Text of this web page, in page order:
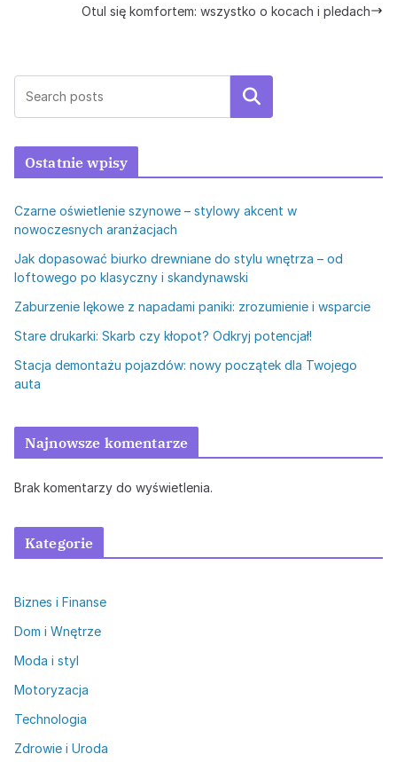
Otul się komfortem: wszystko o kocach i pledach
Szukaj
Ostatnie wpisy
Czarne oświetlenie szynowe – stylowy akcent w
nowoczesnych aranżacjach
Jak dopasować biurko drewniane do stylu wnętrza – od
loftowego po klasyczny i skandynawski
Zaburzenie lękowe z napadami paniki: zrozumienie i wsparcie
Stare drukarki: Skarb czy kłopot? Odkryj potencjał!
Stacja demontażu pojazdów: nowy początek dla Twojego
auta
Najnowsze komentarze
Brak komentarzy do wyświetlenia.
Kategorie
Biznes i Finanse
Dom i Wnętrze
Moda i styl
Motoryzacja
Technologia
Zdrowie i Uroda